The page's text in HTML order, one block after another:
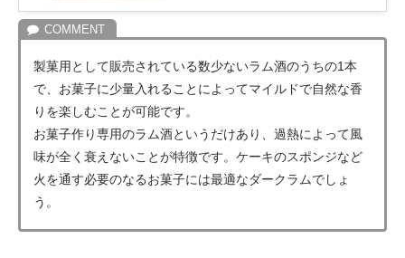
製菓用として販売されている数少ないラム酒のうちの1本
で、お菓子に少量入れることによってマイルドで自然な香
りを楽しむことが可能です。
お菓子作り専用のラム酒というだけあり、過熱によって風
味が全く衰えないことが特徴です。ケーキのスポンジなど
火を通す必要のなるお菓子には最適なダークラムでしょ
う。